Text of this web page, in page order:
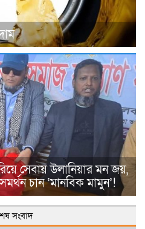
সেবায় উলানিয়ার মন জয়,
চান ‘মানবিক মামুন’!
সংবাদ